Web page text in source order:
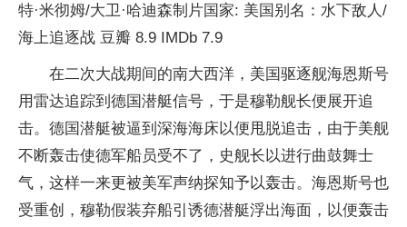
特·米彻姆/大卫·哈迪森制片国家: 美国别名：水下敌人/
海上追逐战 豆瓣 8.9 IMDb 7.9
在二次大战期间的南大西洋，美国驱逐舰海恩斯号
用雷达追踪到德国潜艇信号，于是穆勒舰长便展开追
击。德国潜艇被逼到深海海床以便甩脱追击，由于美舰
不断轰击使德军船员受不了，史舰长以进行曲鼓舞士
气，这样一来更被美军声纳探知予以轰击。海恩斯号也
受重创，穆勒假装弃船引诱德潜艇浮出海面，以便轰击